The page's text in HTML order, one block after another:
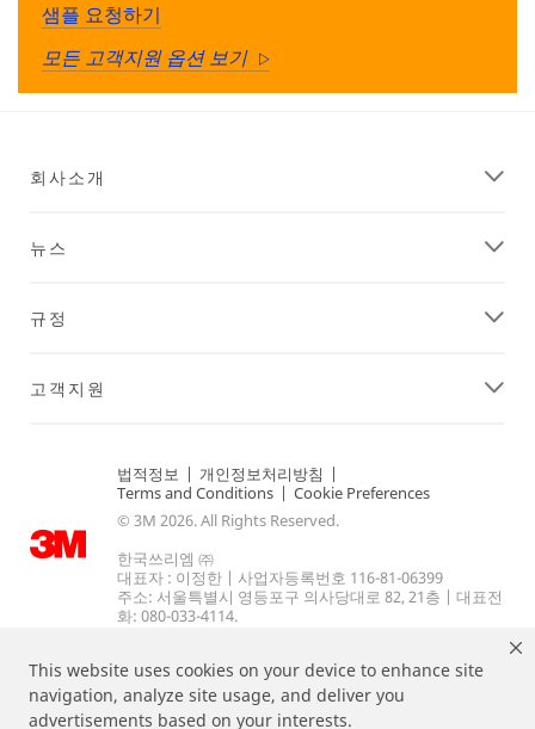
This website uses cookies on your device to enhance site
navigation, analyze site usage, and deliver you
advertisements based on your interests.
샘플 요청하기
모든 고객지원 옵션 보기
회사소개
뉴스
규정
고객지원
법적정보 | 개인정보처리방침 |
Terms and Conditions | Cookie Preferences
© 3M 2026. All Rights Reserved.
한국쓰리엠 ㈜
대표자 : 이정한 | 사업자등록번호 116-81-06399
주소: 서울특별시 영등포구 의사당대로 82, 21층 | 대표전
화: 080-033-4114.